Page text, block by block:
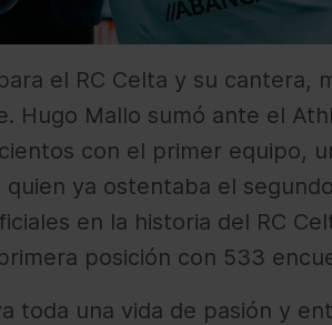
el RC Celta y su cantera,
Hugo Mallo sumó ante el
con el primer equipo,
ya ostentaba el
en la historia del RC
posición con 533
toda una vida de pasión y